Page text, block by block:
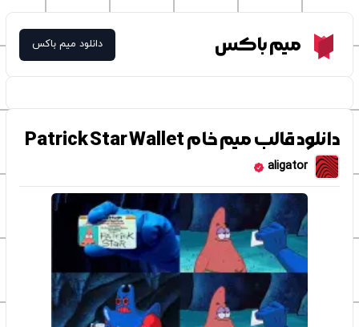
Meme Boxمیم باکس دانلود میم باکس
دانلود قالب میم خام Patrick Star Wallet
aligator